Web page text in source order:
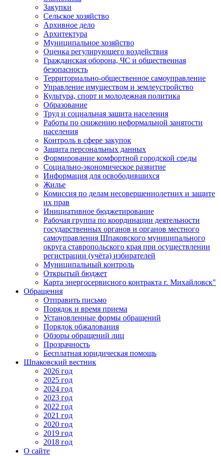
Закупки
Сельское хозяйство
Архивное дело
Архитектура
Муниципальное хозяйство
Оценка регулирующего воздействия
Гражданская оборона, ЧС и общественная
безопасность
Территориально-общественное самоуправление
Управление имуществом и землеустройство
Культура, спорт и молодежная политика
Образование
Труд и социальная защита населения
Работы по снижению неформальной занятости
населения
Контроль в сфере закупок
Защита персональных данных
Формирование комфортной городской среды
Социально-экономическое развитие
Информация для освободившихся
Жилье
Комиссия по делам несовершеннолетних и защите
их прав
Инициативное бюджетирование
Рабочая группа по координации деятельности
государственных органов и органов местного
самоуправления Шпаковского муниципального
округа ставропольского края при осуществлении
регистрации (учёта) избирателей
Муниципальный контроль
Открытый бюджет
Карта энергосервисного контракта г. Михайловск"
Обращения
Отправить письмо
Порядок и время приема
Установленные формы обращений
Порядок обжалования
Обзоры обращений лиц
Прозрачность
Бесплатная юридическая помощь
Шпаковский вестник
2026 год
2025 год
2024 год
2023 год
2022 год
2021 год
2020 год
2019 год
2018 год
О сайте